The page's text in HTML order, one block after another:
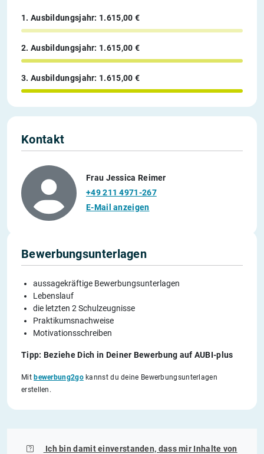
1. Ausbildungsjahr: 1.615,00 €
2. Ausbildungsjahr: 1.615,00 €
3. Ausbildungsjahr: 1.615,00 €
Kontakt
Frau Jessica Reimer
+49 211 4971-267
E-Mail anzeigen
Bewerbungsunterlagen
aussagekräftige Bewerbungsunterlagen
Lebenslauf
die letzten 2 Schulzeugnisse
Praktikumsnachweise
Motivationsschreiben
Tipp: Beziehe Dich in Deiner Bewerbung auf AUBI-plus
Mitbewerbung2gokannst du deine Bewerbungsunterlagen
erstellen.
Ich bin damit einverstanden, dass mir Inhalte von